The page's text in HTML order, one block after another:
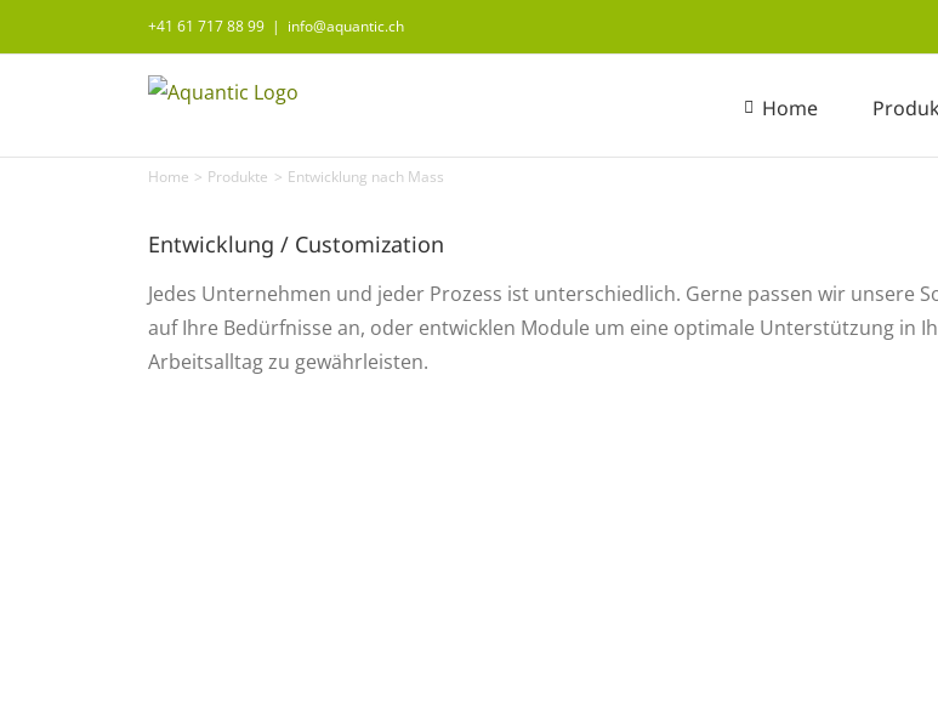
to
+41 61 717 88 99 | info@aquantic.ch
Home
Home Produkte Entwicklung nach Mass
Entwicklung / Customization
Jedes Unternehmen und jeder Prozess ist unterschiedlich. Gerne passen wir unsere
auf Ihre Bedürfnisse an, oder entwicklen Module um eine optimale Unterstützung in
Arbeitsalltag zu gewährleisten.